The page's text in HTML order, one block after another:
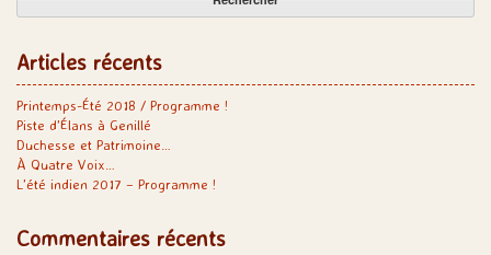
Articles récents
Printemps-Été 2018 / Programme !
Piste d’Élans à Genillé
Duchesse et Patrimoine…
À Quatre Voix…
L’été indien 2017 – Programme !
Commentaires récents